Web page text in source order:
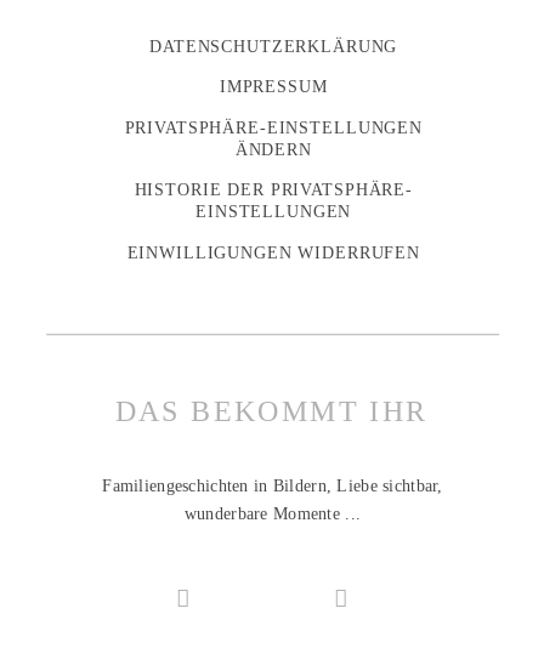
DAS BEKOMMT IHR
Familiengeschichten in Bildern, Liebe sichtbar,
wunderbare Momente ...
DATENSCHUTZERKLÄRUNG
IMPRESSUM
PRIVATSPHÄRE-EINSTELLUNGEN
ÄNDERN
HISTORIE DER PRIVATSPHÄRE-
EINSTELLUNGEN
EINWILLIGUNGEN WIDERRUFEN